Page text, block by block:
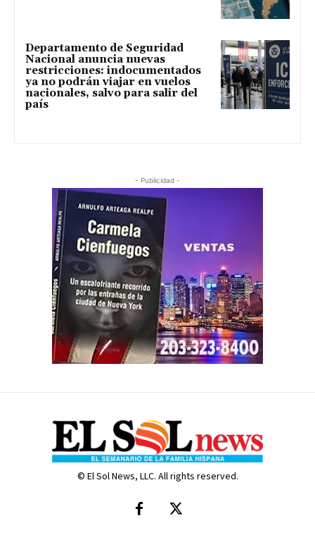
Departamento de Seguridad
Nacional anuncia nuevas
restricciones: indocumentados
ya no podrán viajar en vuelos
nacionales, salvo para salir del
país
- Publicidad -
© El Sol News, LLC. All rights reserved.